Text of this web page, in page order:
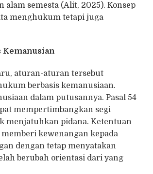
semesta (Alit, 2025). Konsep
menghukum tetapi juga
Kemanusian
aturan-aturan tersebut
berbasis kemanusiaan.
dalam putusannya. Pasal 54
mempertimbangkan segi
menjatuhkan pidana. Ketentuan
kewenangan kepada
dengan tetap menyatakan
berubah orientasi dari yang